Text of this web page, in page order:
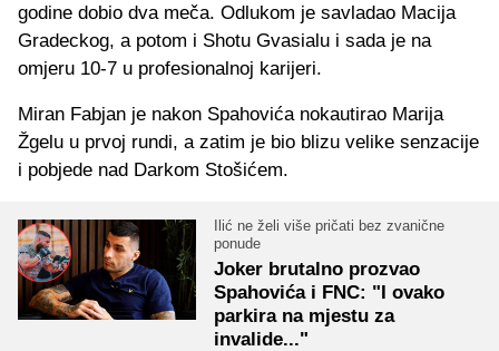
godine dobio dva meča. Odlukom je savladao Macija
Gradeckog, a potom i Shotu Gvasialu i sada je na
omjeru 10-7 u profesionalnoj karijeri.
Miran Fabjan je nakon Spahovića nokautirao Marija
Žgelu u prvoj rundi, a zatim je bio blizu velike senzacije
i pobjede nad Darkom Stošićem.
Ilić ne želi više pričati bez zvanične
ponude
Joker brutalno prozvao
Spahovića i FNC: "I ovako
parkira na mjestu za
invalide..."